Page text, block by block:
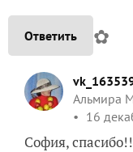
Ответить ✿
Альмира
16
София,